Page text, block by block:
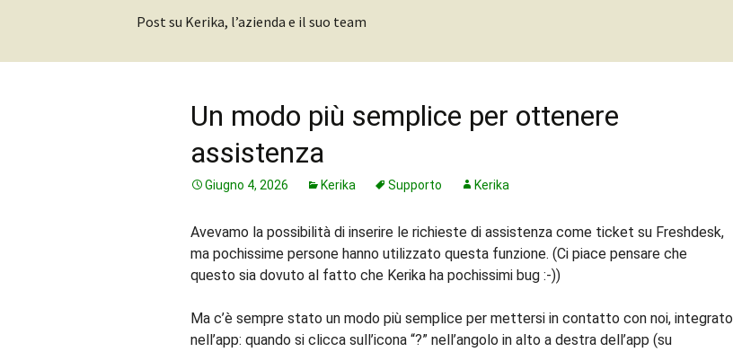
Post su Kerika, l’azienda e il suo team
Un modo più semplice per ottenere
assistenza
Giugno 4, 2026 Kerika Supporto Kerika
Avevamo la possibilità di inserire le richieste di assistenza come ticket su Freshdesk,
ma pochissime persone hanno utilizzato questa funzione. (Ci piace pensare che
questo sia dovuto al fatto che Kerika ha pochissimi bug :-))
Ma c’è sempre stato un modo più semplice per mettersi in contatto con noi, integrato
nell’app: quando si clicca sull’icona “?” nell’angolo in alto a destra dell’app (su